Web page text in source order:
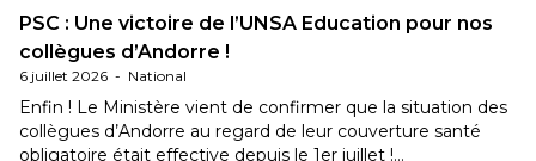
PSC : Une victoire de l’UNSA Education pour nos
collègues d’Andorre !
6 juillet 2026 - National
Enfin ! Le Ministère vient de confirmer que la situation des
collègues d’Andorre au regard de leur couverture santé
obligatoire était effective depuis le 1er juillet !…